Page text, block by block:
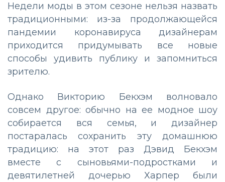
Недели моды в этом сезоне нельзя назвать
традиционными: из-за продолжающейся
пандемии коронавируса дизайнерам
приходится придумывать все новые
способы удивить публику и запомниться
зрителю.
Однако Викторию Бекхэм волновало
совсем другое: обычно на ее модное шоу
собирается вся семья, и дизайнер
постаралась сохранить эту домашнюю
традицию: на этот раз Дэвид Бекхэм
вместе с сыновьями-подростками и
девятилетней дочерью Харпер были